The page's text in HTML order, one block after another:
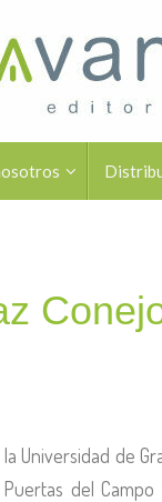
Universidad de
del Campo